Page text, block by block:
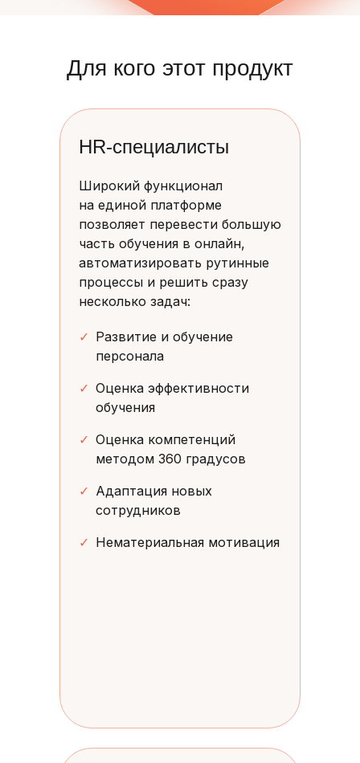
✓ Нематериальная мотивация
✓ Адаптация новых
сотрудников
✓ Оценка компетенций
методом 360 градусов
✓ Оценка эффективности
обучения
✓ Развитие и обучение
персонала
HR-специалисты
Широкий функционал
на единой платформе
позволяет перевести большую
часть обучения в онлайн,
автоматизировать рутинные
процессы и решить сразу
несколько задач:
Для кого этот продукт